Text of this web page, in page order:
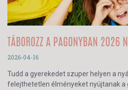
TÁBOROZZ A PAGONYBAN 2026
2026-04-16
Tudd a gyerekedet szuper helyen a
felejthetetlen élményeket nyújtanak a